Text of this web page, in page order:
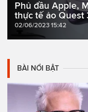
Phủ đầu Apple,
thực tế ảo Quest
02/06/2023 15:42
BÀI NỔI BẬT